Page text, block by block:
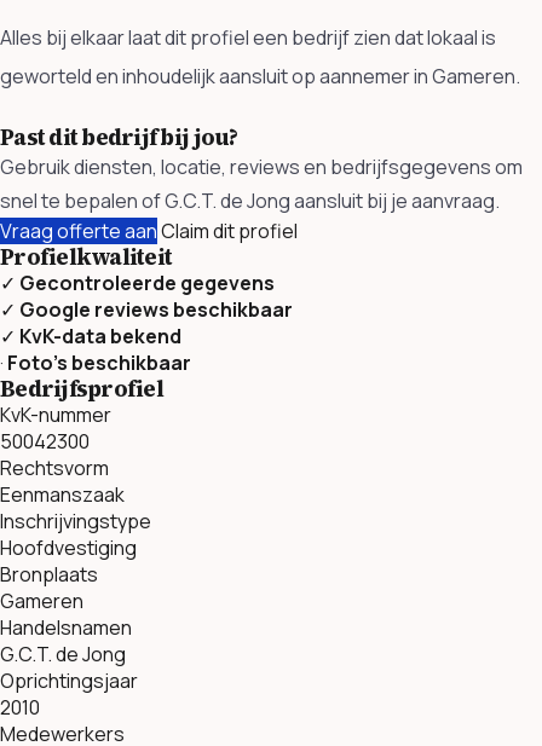
Alles bij elkaar laat dit profiel een bedrijf zien dat lokaal is
geworteld en inhoudelijk aansluit op aannemer in Gameren.
Past dit bedrijf bij jou?
Gebruik diensten, locatie, reviews en bedrijfsgegevens om
snel te bepalen of G.C.T. de Jong aansluit bij je aanvraag.
Vraag offerte aanClaim dit profiel
Profielkwaliteit
✓ Gecontroleerde gegevens
✓ Google reviews beschikbaar
✓ KvK-data bekend
· Foto’s beschikbaar
Bedrijfsprofiel
KvK-nummer
50042300
Rechtsvorm
Eenmanszaak
Inschrijvingstype
Hoofdvestiging
Bronplaats
Gameren
Handelsnamen
G.C.T. de Jong
Oprichtingsjaar
2010
Medewerkers